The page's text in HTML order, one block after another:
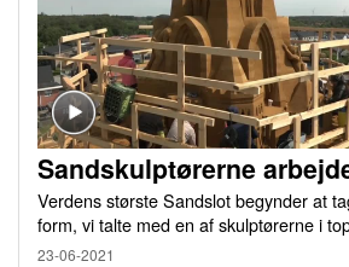
Sandskulptørerne
Verdens største Sandslot begynder at
form, vi talte med en af skulptørerne i
23-06-2021